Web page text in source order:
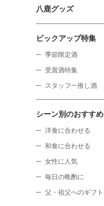
八鹿グッズ
ピックアップ特集
季節限定酒
受賞酒特集
スタッフ一推し酒
シーン別のおすすめ
洋食に合わせる
和食に合わせる
女性に人気
毎日の晩酌に
父・祖父へのギフト